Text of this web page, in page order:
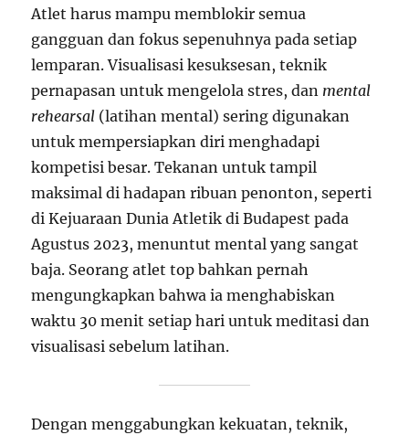
Atlet harus mampu memblokir semua
gangguan dan fokus sepenuhnya pada setiap
lemparan. Visualisasi kesuksesan, teknik
pernapasan untuk mengelola stres, dan mental
rehearsal (latihan mental) sering digunakan
untuk mempersiapkan diri menghadapi
kompetisi besar. Tekanan untuk tampil
maksimal di hadapan ribuan penonton, seperti
di Kejuaraan Dunia Atletik di Budapest pada
Agustus 2023, menuntut mental yang sangat
baja. Seorang atlet top bahkan pernah
mengungkapkan bahwa ia menghabiskan
waktu 30 menit setiap hari untuk meditasi dan
visualisasi sebelum latihan.
Dengan menggabungkan kekuatan, teknik,